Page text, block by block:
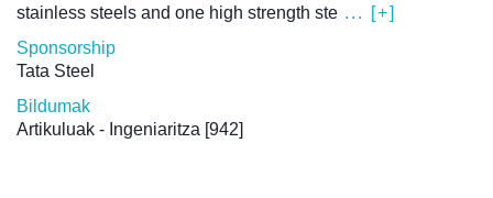
stainless steels and one high strength ste ... [+]
Sponsorship
Tata Steel
Bildumak
Artikuluak - Ingeniaritza [942]